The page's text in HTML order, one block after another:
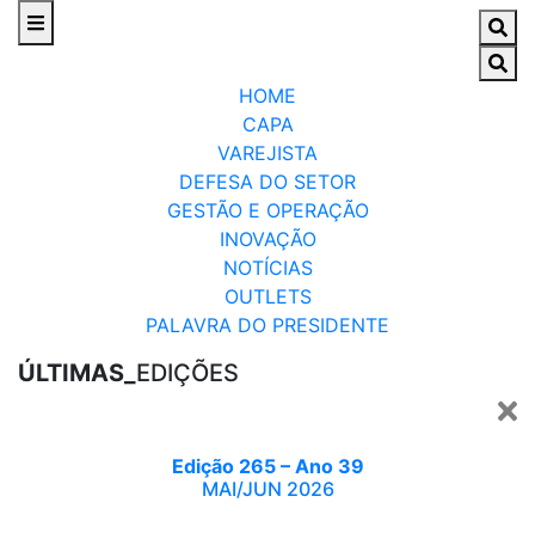
HOME
CAPA
VAREJISTA
DEFESA DO SETOR
GESTÃO E OPERAÇÃO
INOVAÇÃO
NOTÍCIAS
OUTLETS
PALAVRA DO PRESIDENTE
ÚLTIMAS_ EDIÇÕES
Edição 265 – Ano 39
MAI/JUN 2026